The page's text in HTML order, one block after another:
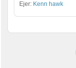
Ejer: Kenn hawk